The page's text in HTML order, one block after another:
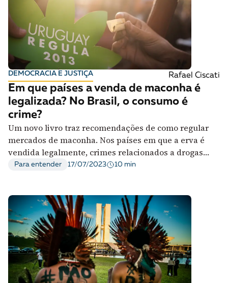
DEMOCRACIA E JUSTIÇA Rafael Ciscati
Em que países a venda de maconha é
legalizada? No Brasil, o consumo é
crime?
Um novo livro traz recomendações de como regular
mercados de maconha. Nos países em que a erva é
vendida legalmente, crimes relacionados a drogas
diminuíram
Para entender 17/07/2023 10 min